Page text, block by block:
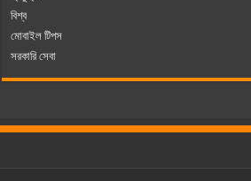
বিশ্ব
মোবাইল টিপস
সরকারি সেবা